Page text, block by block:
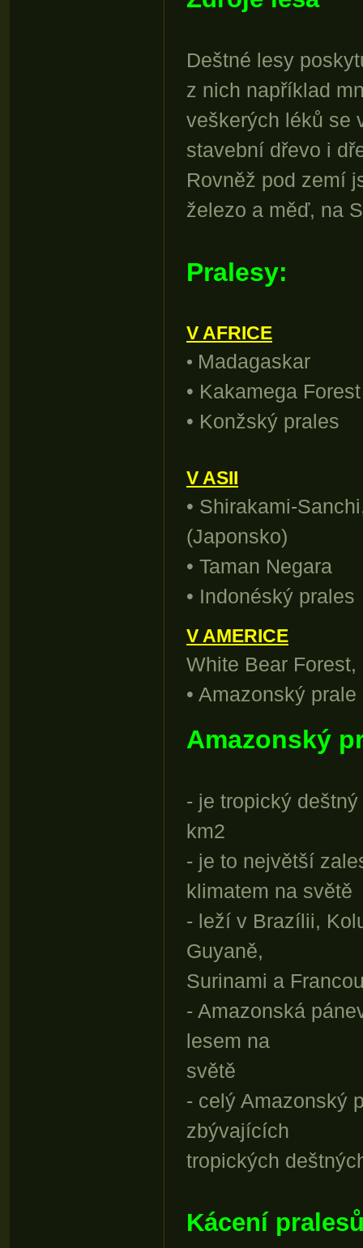
Deštné lesy
z nich například
veškerých léků se
stavební dřevo i
Rovněž pod zemí
železo a měď, na
Pralesy:
V AFRICE
• Madagaskar
• Kakamega Forest
• Konžský prales
V ASII
• Shirakami-
(Japonsko)
• Taman Negara
• Indonéský prales
V AMERICE
White Bear
• Amazonský prale
Amazonský
- je tropický
km2
- je to největší
klimatem na světě
- leží v Brazílii,
Guyaně,
Surinami a
- Amazonská
lesem na
světě
- celý Amazonský
zbývajících
tropických
Kácení